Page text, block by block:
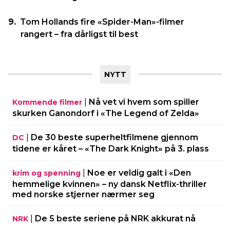
Tom Hollands fire «Spider-Man»-filmer
rangert – fra dårligst til best
NYTT
Kommende filmer
Nå vet vi hvem som spiller
skurken Ganondorf i «The Legend of Zelda»
DC
De 30 beste superheltfilmene gjennom
tidene er kåret – «The Dark Knight» på 3. plass
krim og spenning
Noe er veldig galt i «Den
hemmelige kvinnen» – ny dansk Netflix-thriller
med norske stjerner nærmer seg
NRK De 5 beste seriene på NRK akkurat nå